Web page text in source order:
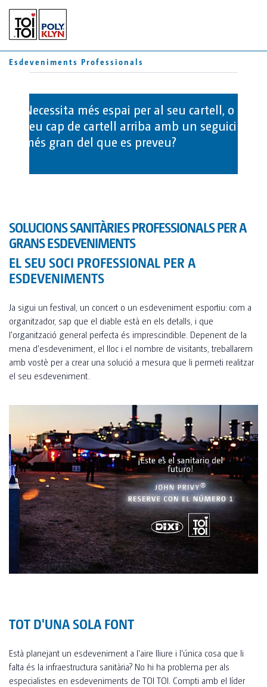
CA
ES
FRLAVABOS
WC MÒBILS
TOI® ROCKY
TOI® WATER UP
TOI® WATER
TOI® FRESH
TOI® MINI
TOI® CONSTRU
TOI® CONCEPT BASIC
TOI® URBAN
TOI® WOOD PMR
TOI® WOOD
TOI® PMR
TOI® PMR XXL
TOI® BLOCK
TOI® GALAXY
COMPLEMENTS
TOI® PIPI
TOI® PIPI WOMEN X3
TOI® PIPI X4 II
MÒDULS
TOI® REMOLCS
SERVEIS
SERVEIS ESPECIALITZATS
SERVEIS DESINFECCIÓ I HIGIENITZACIÓ
SOLUCIONS AIGÜES
ELS NOSTRES SERVEIS
ELS NOSTRES SERVEIS PER A CABINES WC
ELS NOSTRES SERVEIS PER A MÒDULS
ÀREA DE SERVEIS
ESDEVENIMENTS PRIVATS
ESDEVENIMENTS PROFESSIONALS
CONSTRUCCIÓ INDUSTRIAL
CONSTRUCCIÓ PRIVADA
FAQ
EMPRESA
TOI TOI® SANITARIS ELS PIRINEUS
TOI TOI & DIXI GROUP
CART
NOTICIES
CONTACTE
LES NOSTRES UBICACIONS
Esdeveniments Professionals
Necessita més espai per al seu cartell, o el
seu cap de cartell arriba amb un seguici
més gran del que es preveu?
SOLUCIONS SANITÀRIES PROFESSIONALS PER A
GRANS ESDEVENIMENTS
EL SEU SOCI PROFESSIONAL PER A
ESDEVENIMENTS
Ja sigui un festival, un concert o un esdeveniment esportiu: com a
organitzador, sap que el diable està en els detalls, i que
l'organització general perfecta és imprescindible. Depenent de la
mena d'esdeveniment, el lloc i el nombre de visitants, treballarem
amb vostè per a crear una solució a mesura que li permeti realitzar
el seu esdeveniment.
TOT D'UNA SOLA FONT
Està planejant un esdeveniment a l'aire lliure i l'única cosa que li
falta és la infraestructura sanitària? No hi ha problema per als
especialistes en esdeveniments de TOI TOI. Compti amb el líder